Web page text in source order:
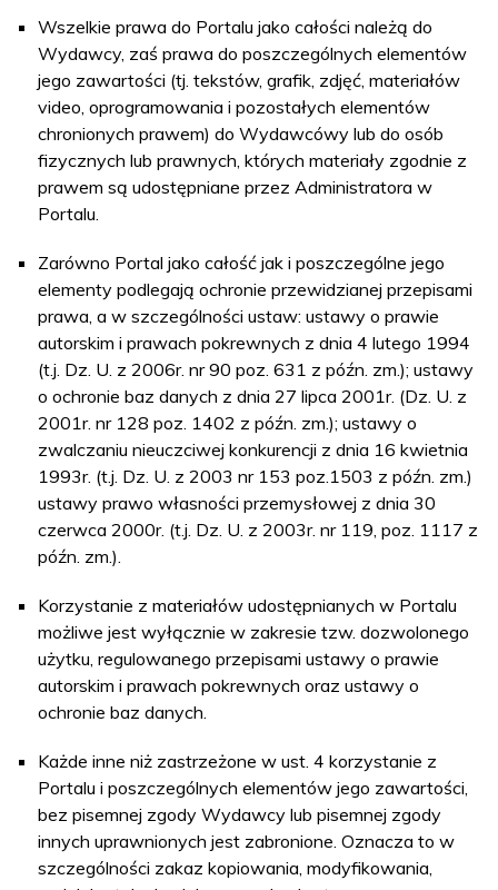
Wszelkie prawa do Portalu jako całości należą do
Wydawcy, zaś prawa do poszczególnych elementów
jego zawartości (tj. tekstów, grafik, zdjęć, materiałów
video, oprogramowania i pozostałych elementów
chronionych prawem) do Wydawcówy lub do osób
fizycznych lub prawnych, których materiały zgodnie z
prawem są udostępniane przez Administratora w
Portalu.
Zarówno Portal jako całość jak i poszczególne jego
elementy podlegają ochronie przewidzianej przepisami
prawa, a w szczególności ustaw: ustawy o prawie
autorskim i prawach pokrewnych z dnia 4 lutego 1994
(t.j. Dz. U. z 2006r. nr 90 poz. 631 z późn. zm.); ustawy
o ochronie baz danych z dnia 27 lipca 2001r. (Dz. U. z
2001r. nr 128 poz. 1402 z późn. zm.); ustawy o
zwalczaniu nieuczciwej konkurencji z dnia 16 kwietnia
1993r. (t.j. Dz. U. z 2003 nr 153 poz.1503 z późn. zm.)
ustawy prawo własności przemysłowej z dnia 30
czerwca 2000r. (t.j. Dz. U. z 2003r. nr 119, poz. 1117 z
późn. zm.).
Korzystanie z materiałów udostępnianych w Portalu
możliwe jest wyłącznie w zakresie tzw. dozwolonego
użytku, regulowanego przepisami ustawy o prawie
autorskim i prawach pokrewnych oraz ustawy o
ochronie baz danych.
Każde inne niż zastrzeżone w ust. 4 korzystanie z
Portalu i poszczególnych elementów jego zawartości,
bez pisemnej zgody Wydawcy lub pisemnej zgody
innych uprawnionych jest zabronione. Oznacza to w
szczególności zakaz kopiowania, modyfikowania,